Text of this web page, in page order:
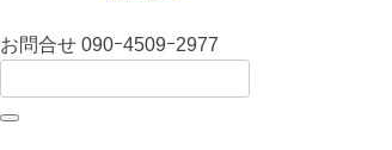
お問合せ 090ｰ4509ｰ2977